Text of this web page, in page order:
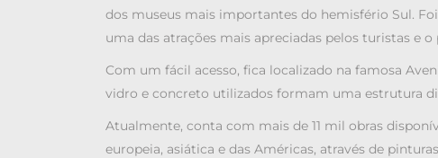
dos museus mais importantes do hemisfério Sul.
uma das atrações mais apreciadas pelos turistas e
Com um fácil acesso, fica localizado na famosa
vidro e concreto utilizados formam uma estrutura
Atualmente, conta com mais de 11 mil obras
europeia, asiática e das Américas, através de